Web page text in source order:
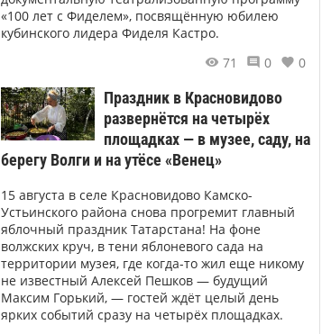
«100 лет с Фиделем», посвящённую юбилею
кубинского лидера Фиделя Кастро.
71
0 0
Праздник в Красновидово
развернётся на четырёх
площадках — в музее, саду, на
берегу Волги и на утёсе «Венец»
15 августа в селе Красновидово Камско-
Устьинского района снова прогремит главный
яблочный праздник Татарстана! На фоне
волжских круч, в тени яблоневого сада на
территории музея, где когда-то жил еще никому
не известный Алексей Пешков — будущий
Максим Горький, — гостей ждёт целый день
ярких событий сразу на четырёх площадках.